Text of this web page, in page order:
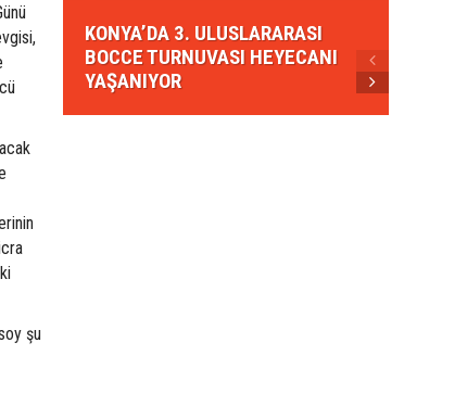
şu
KONYA’DA 3. ULUSLARARASI
BOCCE TURNUVASI HEYECANI
YAŞANIYOR